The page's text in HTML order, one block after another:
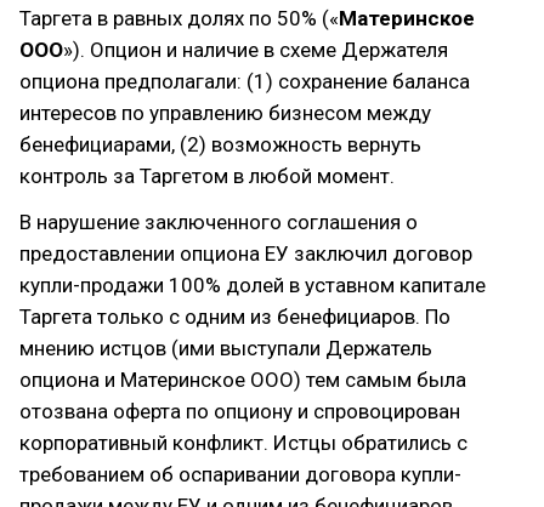
Таргета в равных долях по 50% («Материнское
ООО»). Опцион и наличие в схеме Держателя
опциона предполагали: (1) сохранение баланса
интересов по управлению бизнесом между
бенефициарами, (2) возможность вернуть
контроль за Таргетом в любой момент.
В нарушение заключенного соглашения о
предоставлении опциона ЕУ заключил договор
купли-продажи 100% долей в уставном капитале
Таргета только с одним из бенефициаров. По
мнению истцов (ими выступали Держатель
опциона и Материнское ООО) тем самым была
отозвана оферта по опциону и спровоцирован
корпоративный конфликт. Истцы обратились с
требованием об оспаривании договора купли-